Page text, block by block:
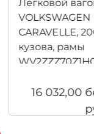
«ЛМ550-
№2037
15